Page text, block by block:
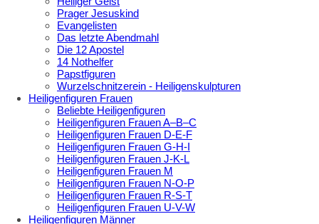
Prager Jesuskind
Evangelisten
Das letzte Abendmahl
Die 12 Apostel
14 Nothelfer
Papstfiguren
Wurzelschnitzerein - Heiligenskulpturen
Heiligenfiguren Frauen
Beliebte Heiligenfiguren
Heiligenfiguren Frauen A–B–C
Heiligenfiguren Frauen D-E-F
Heiligenfiguren Frauen G-H-I
Heiligenfiguren Frauen J-K-L
Heiligenfiguren Frauen M
Heiligenfiguren Frauen N-O-P
Heiligenfiguren Frauen R-S-T
Heiligenfiguren Frauen U-V-W
Heiligenfiguren Männer